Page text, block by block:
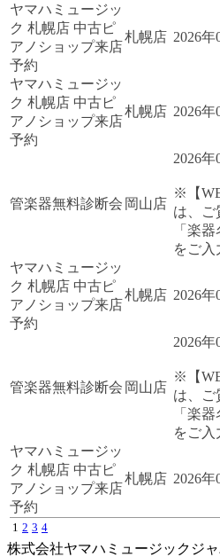
ヤマハミュージッ
ク 札幌店 中古ピ
アノショップ来店
予約
札幌店 2026年
ヤマハミュージッ
ク 札幌店 中古ピ
アノショップ来店
予約
札幌店 2026年
管楽器無料診断会 岡山店
2026年
※【
は、ご
「楽
をご入
ヤマハミュージッ
ク 札幌店 中古ピ
アノショップ来店
予約
札幌店 2026年
管楽器無料診断会 岡山店
2026年
※【
は、ご
「楽
をご入
ヤマハミュージッ
ク 札幌店 中古ピ
アノショップ来店
予約
札幌店 2026年
1 2 3 4
株式会社ヤマハミュージックジ